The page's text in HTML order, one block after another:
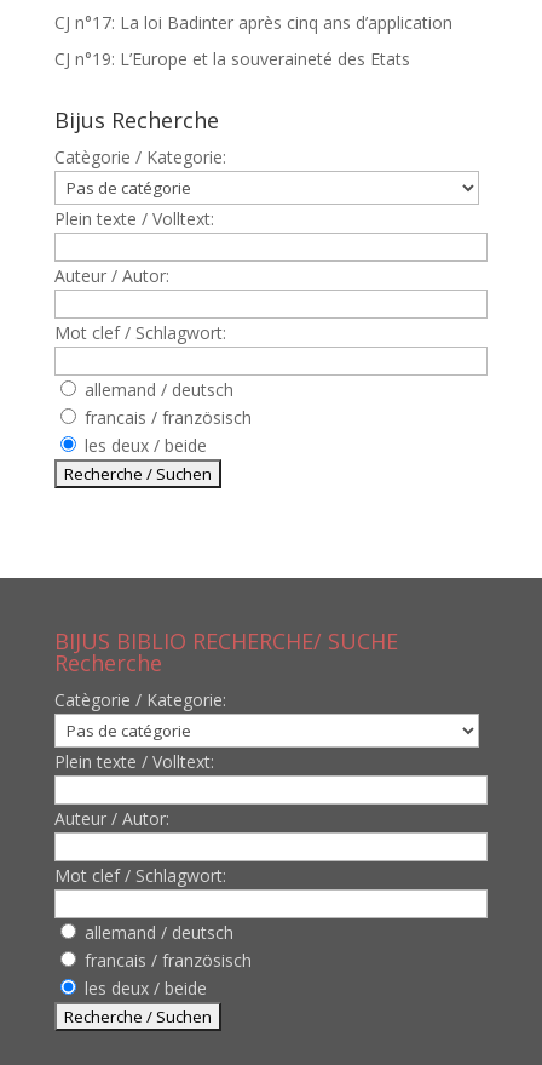
CJ n°17: La loi Badinter après cinq ans d’application
CJ n°19: L’Europe et la souveraineté des Etats
Bijus Recherche
Catègorie / Kategorie:
Plein texte / Volltext:
Auteur / Autor:
Mot clef / Schlagwort:
allemand / deutsch
francais / französisch
les deux / beide
BIJUS BIBLIO RECHERCHE/ SUCHE
Recherche
Catègorie / Kategorie:
Plein texte / Volltext:
Auteur / Autor:
Mot clef / Schlagwort:
allemand / deutsch
francais / französisch
les deux / beide